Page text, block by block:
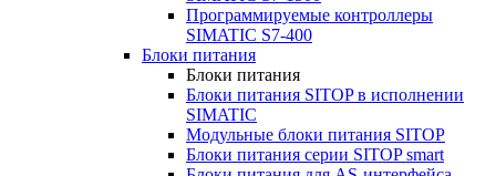
Программируемые контроллеры
SIMATIC S7-400
Блоки питания
Блоки питания
Блоки питания SITOP в исполнении
SIMATIC
Модульные блоки питания SITOP
Блоки питания серии SITOP smart